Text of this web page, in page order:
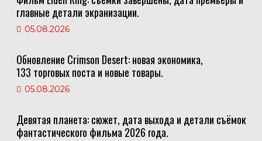
главные детали экранизации.
05.08.2026
Обновление Crimson Desert: новая экономика,
133 торговых поста и новые товары.
05.08.2026
Девятая планета: сюжет, дата выхода и детали съёмок
фантастического фильма 2026 года.